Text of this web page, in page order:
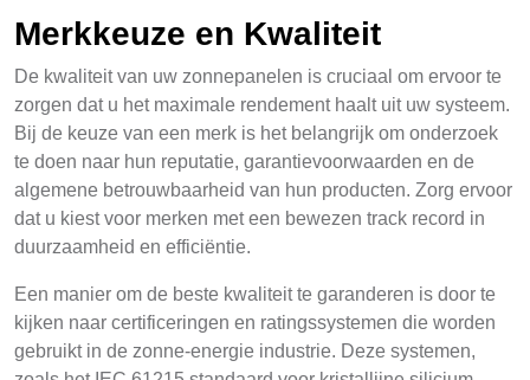
Merkkeuze en Kwaliteit
De kwaliteit van uw zonnepanelen is cruciaal om ervoor te
zorgen dat u het maximale rendement haalt uit uw systeem.
Bij de keuze van een merk is het belangrijk om onderzoek
te doen naar hun reputatie, garantievoorwaarden en de
algemene betrouwbaarheid van hun producten. Zorg ervoor
dat u kiest voor merken met een bewezen track record in
duurzaamheid en efficiëntie.
Een manier om de beste kwaliteit te garanderen is door te
kijken naar certificeringen en ratingssystemen die worden
gebruikt in de zonne-energie industrie. Deze systemen,